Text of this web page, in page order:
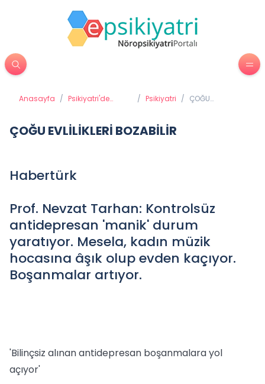
Anasayfa / Psikiyatri'de
/ Psikiyatri / ÇOĞU
ÇOĞU EVLİLİKLERİ BOZABİLİR
Habertürk
Prof. Nevzat Tarhan: Kontrolsüz
antidepresan 'manik' durum
yaratıyor. Mesela, kadın müzik
hocasına âşık olup evden kaçıyor.
Boşanmalar artıyor.
'Bilinçsiz alınan antidepresan boşanmalara yol
açıyor'